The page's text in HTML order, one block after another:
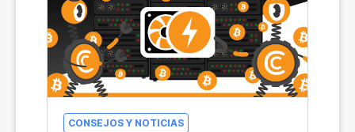
CONSEJOS Y NOTICIAS